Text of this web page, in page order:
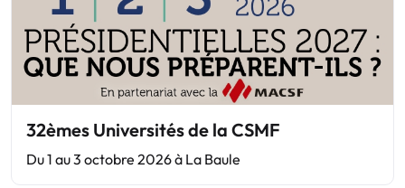
32èmes Universités de la CSMF
Du 1 au 3 octobre 2026 à La Baule